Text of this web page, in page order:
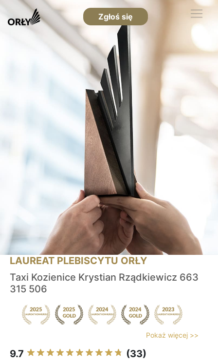
Zgłoś się
LAUREAT PLEBISCYTU ORŁY
Taxi Kozienice Krystian Rządkiewicz 663
315 506
Pokaż więcej >>
9.7 (33)